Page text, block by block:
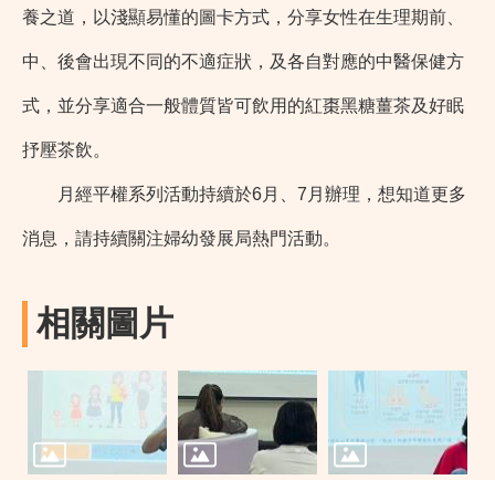
養之道，以淺顯易懂的圖卡方式，分享女性在生理期前、
中、後會出現不同的不適症狀，及各自對應的中醫保健方
式，並分享適合一般體質皆可飲用的紅棗黑糖薑茶及好眠
抒壓茶飲。
月經平權系列活動持續於6月、7月辦理，想知道更多
消息，請持續關注婦幼發展局熱門活動。
相關圖片